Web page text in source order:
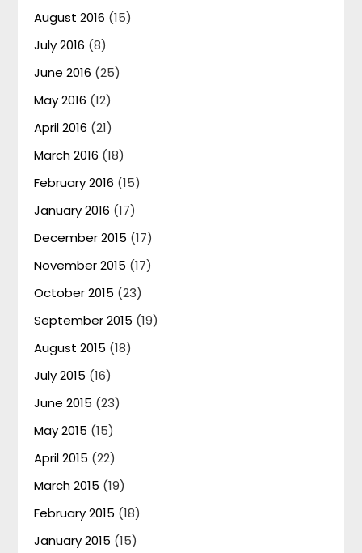
August 2016 (15)
July 2016 (8)
June 2016 (25)
May 2016 (12)
April 2016 (21)
March 2016 (18)
February 2016 (15)
January 2016 (17)
December 2015 (17)
November 2015 (17)
October 2015 (23)
September 2015 (19)
August 2015 (18)
July 2015 (16)
June 2015 (23)
May 2015 (15)
April 2015 (22)
March 2015 (19)
February 2015 (18)
January 2015 (15)